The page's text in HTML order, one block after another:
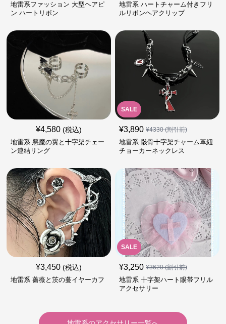
地雷系ファッション 大型ヘアピ
ン ハートリボン
地雷系 ハートチャーム付きフリ
ルリボンヘアクリップ
¥4,580 (税込)
地雷系 悪魔の翼と十字架チェー
ン連結リング
SALE
¥3,890 ¥4330(割引前)
地雷系 骸骨十字架チャーム革紐
チョーカーネックレス
¥3,450 (税込)
地雷系 薔薇と茨の蔓イヤーカフ
SALE
¥3,250 ¥3620(割引前)
地雷系 十字架ハート眼帯フリル
アクセサリー